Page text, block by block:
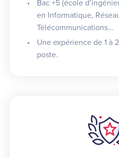
Bac +5 (école
en Informatique,
Télécommunications…
Une expérience de 1 à
poste.